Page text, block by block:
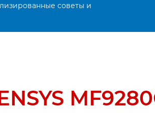
советы и